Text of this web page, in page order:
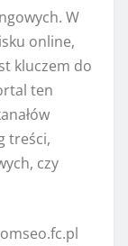
W
online,
kluczem do
ten
treści,
czy